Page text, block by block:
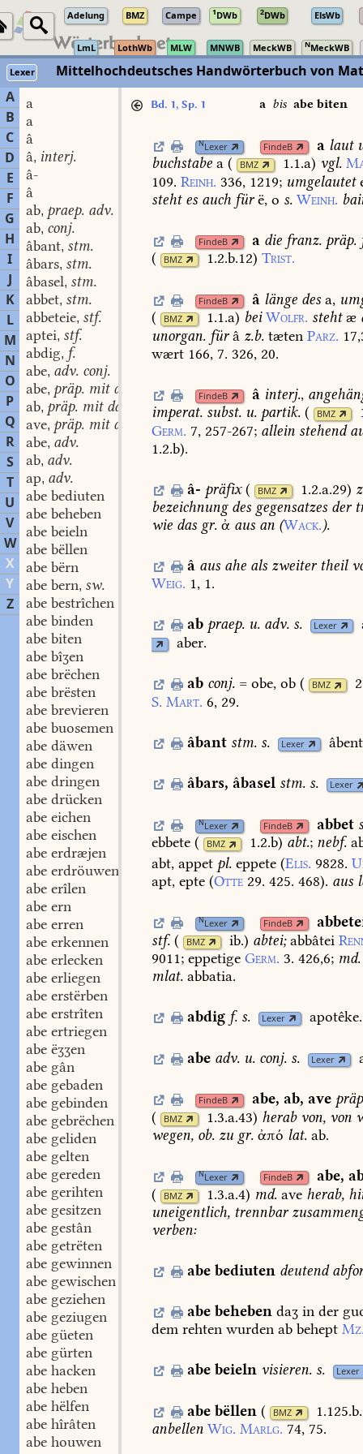
Adelung BMZ Campe 1DWb 2DWb ElsWb
LmL LothWb MLW MNWB MeckWB NMeckWB
Lexer
Mittelhochdeutsches Handwörterbuch von
A
B
C
D
E
F
G
H
I
J
K
L
M
N
O
P
Q
R
S
T
U
V
W
X
Y
Z
a
a
â
â, interj.
â-
â
ab, praep. adv.
ab, conj.
âbant, stm.
âbars, stm.
âbasel, stm.
abbet, stm.
abbeteie, stf.
aptei, stf.
abdig, f.
abe, adv. conj.
abe, präp. mit dat.
ab, präp. mit dat.
ave, präp. mit dat.
abe, adv.
ab, adv.
ap, adv.
abe bediuten
abe beheben
abe beieln
abe bëllen
abe bërn
abe bern, sw.
abe bestrîchen
abe binden
abe biten
abe bîʒen
abe brëchen
abe brësten
abe brevieren
abe buosemen
abe däwen
abe dingen
abe dringen
abe drücken
abe eichen
abe eischen
abe erdræjen
abe erdröuwen
abe erîlen
abe ern
abe erren
abe erkennen
abe erlecken
abe erliegen
abe erstërben
abe erstrîten
abe ertriegen
abe ëʒʒen
abe gân
abe gebaden
abe gebinden
abe gebrëchen
abe geliden
abe gelten
abe gereden
abe gerihten
abe gesitzen
abe gestân
abe getrëten
abe gewinnen
abe gewischen
abe geziehen
abe geziugen
abe güeten
abe gürten
abe hacken
abe heben
abe hëlfen
abe hîrâten
abe houwen
Bd. 1, Sp. 1 abis abe biten
NLexer FindeB a laut
buchstabe a ( BMZ 1.1.a) vgl.
109. Reinh. 336, 1219; umgelautet
stehtes auch fürë, o s. Weinh.
FindeB a die franz. präp.
(
BMZ 1.2.b.12) Trist.
FindeB â länge des a,
(
BMZ 1.1.a) bei Wolfr. stehtæ
unorgan. fürâ z.b. tæten Parz.
wært 166, 7. 326, 20.
FindeB â interj.,
imperat. subst. u. partik. ( BMZ
Germ. 7, 257-267; allein stehend
1.2.b).
â- präfix ( BMZ 1.2.a.29)
bezeichnungdes gegensatzes der
wie das gr. ἀ aus an (Wack.).
â ausahe alszweitertheil
Weig. 1, 1.
ab praep. u. adv. s. Lexer
aber.
ab conj.=obe,ob ( BMZ
S. Mart. 6, 29.
âbant stm. s. Lexer
âbars, âbasel stm. s. Lexer
NLexer FindeB abbet
ebbete ( BMZ 1.2.b) abt.; nebf.
abt, appet pl. eppete (Elis. 9828.
apt, epte (Otte 29. 425. 468). aus
NLexer FindeB
stf. ( BMZ ib.) abtei; abbâtei
9011; eppetige Germ. 3. 426,6; md.
mlat. abbatia.
abdig f. s. Lexer apotêke.
abe adv. u. conj. s. Lexer
FindeB abe, ab, ave
(
BMZ 1.3.a.43) herabvon, von
wegen, ob. zu gr. ἀπό lat. ab.
NLexer FindeB abe,
(
BMZ 1.3.a.4) md. ave herab,
uneigentlich, trennbar
verben:
abebediuten deutend
abebeheben daʒinder
dem rehten wurden ab behept
abebeieln visieren. s. Lexer
abebëllen ( BMZ
anbellen Wig. Marlg. 74, 75.